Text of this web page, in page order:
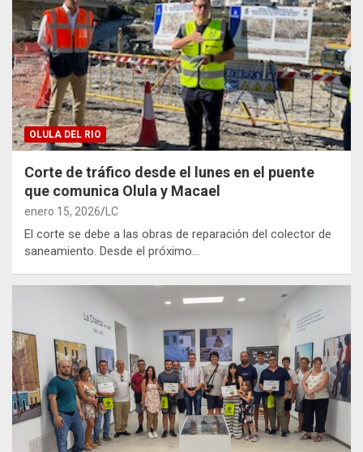
OLULA DEL RIO
Corte de tráfico desde el lunes en el puente
que comunica Olula y Macael
enero 15, 2026 LC
El corte se debe a las obras de reparación del colector de
saneamiento. Desde el próximo…